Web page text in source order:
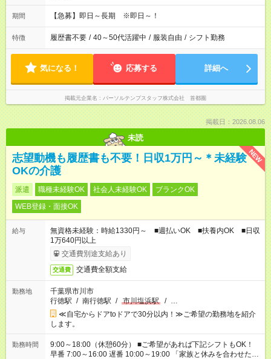
期間 【急募】即日～長期 ※即日～！
特徴 履歴書不要 / 40～50代活躍中 / 服装自由 / シフト勤務
気になる！ 応募する 詳細へ
掲載元企業名 パーソルテンプスタッフ株式会社 首都圏
掲載日：2026.08.06
未読
NEW
志望動機も履歴書も不要！日収1万円～＊未経験
OKの介護
派遣 職種未経験OK 社会人未経験OK
ブランクOK
WEB登録・面接OK
給与
無資格未経験：時給1330円～ ■週払いOK ■扶養内OK ■日収
1万640円以上
交通費別途支給あり
交通費 交通費全額支給
勤務地
千葉県市川市
行徳駅 / 南行徳駅 / 市川塩浜駅 / …
≪自宅からドアtoドアで30分以内！≫ご希望の勤務地を紹介
します。
勤務時間
9:00～18:00（休憩60分） ■ご希望があれば下記シフトもOK！
早番 7:00～16:00 遅番 10:00～19:00 「家族と休みを合わせた